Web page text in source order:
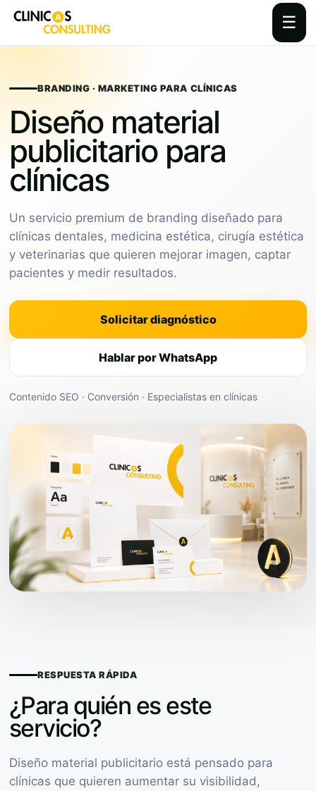
☰
contentBRANDING · MARKETING PARA CLÍNICAS
Diseño material
publicitario para
clínicas
Un servicio premium de branding diseñado para
clínicas dentales, medicina estética, cirugía estética
y veterinarias que quieren mejorar imagen, captar
pacientes y medir resultados.
Solicitar diagnóstico
Hablar por WhatsApp
Contenido SEO · Conversión · Especialistas en clínicas
RESPUESTA RÁPIDA
¿Para quién es este
servicio?
Diseño material publicitario está pensado para
clínicas que quieren aumentar su visibilidad,